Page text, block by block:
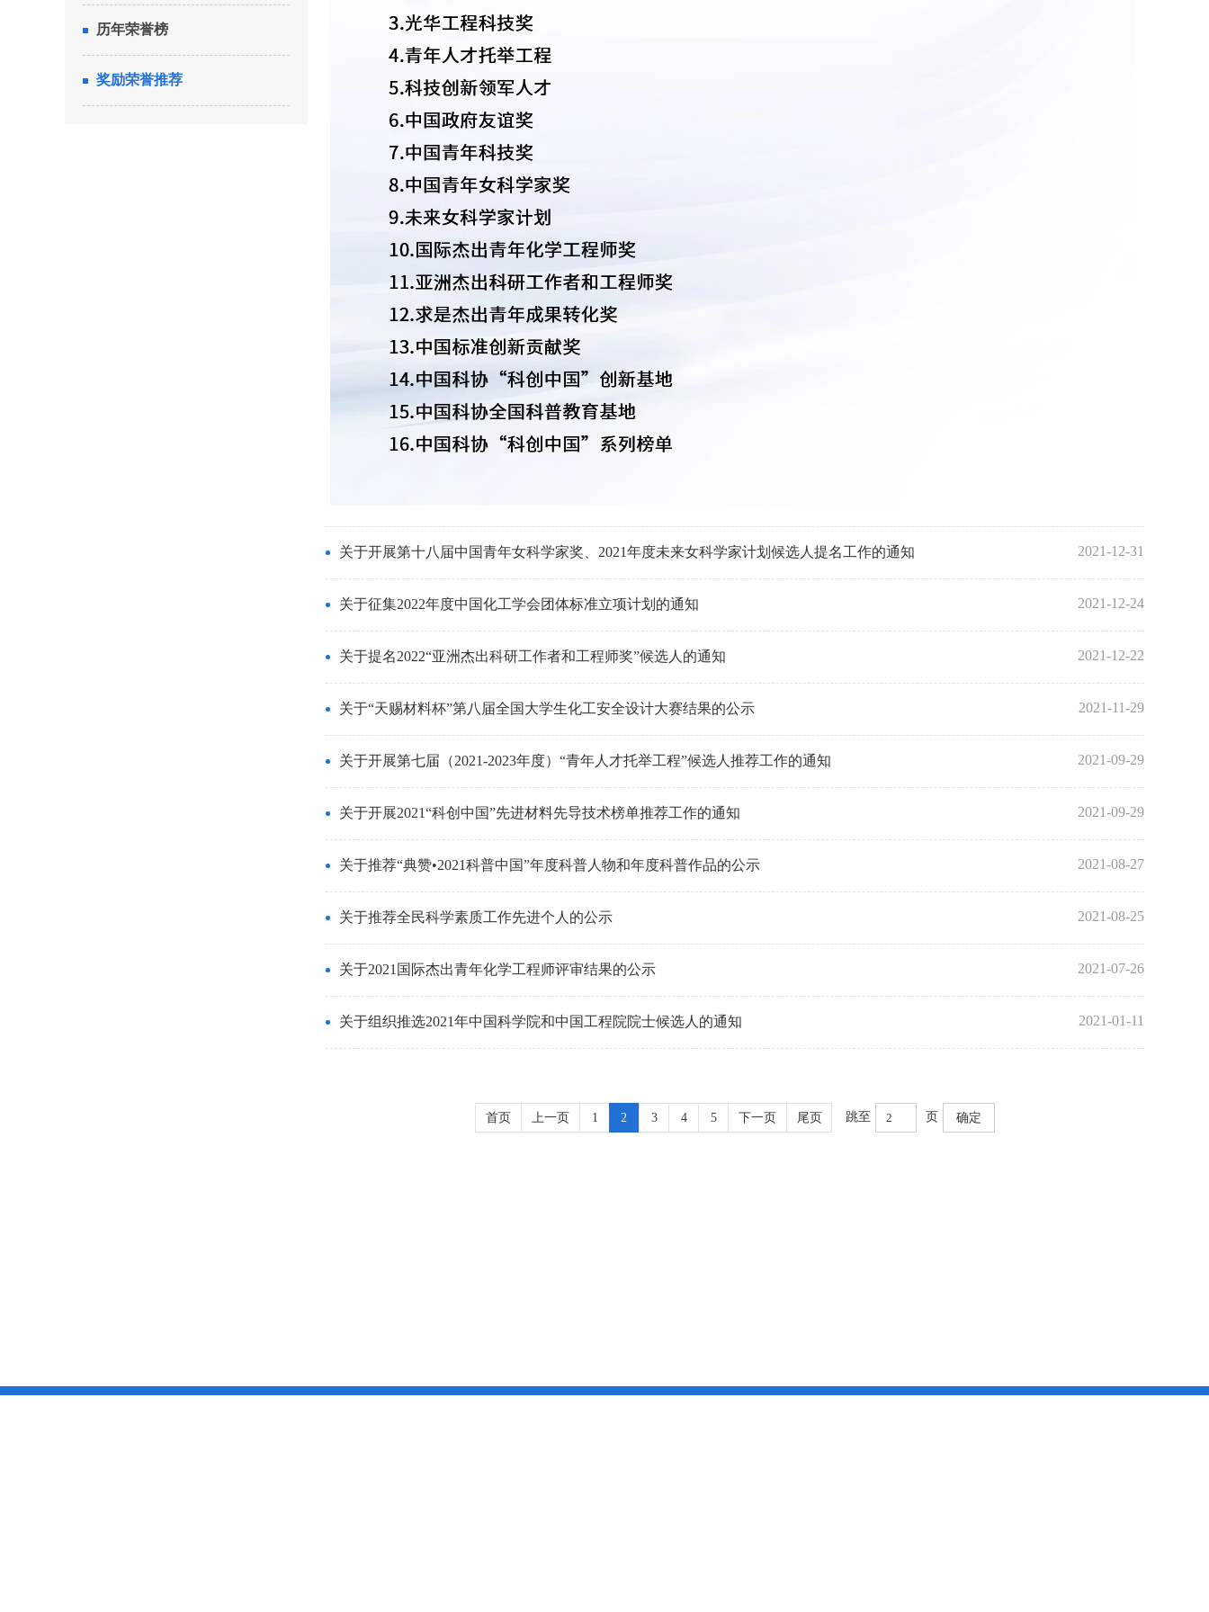
历年荣誉榜
奖励荣誉推荐
关于开展第十八届中国青年女科学家奖、2021年度未来女科学家计划候选人提名工作的通知 2021-12-31
关于征集2022年度中国化工学会团体标准立项计划的通知 2021-12-24
关于提名2022“亚洲杰出科研工作者和工程师奖”候选人的通知 2021-12-22
关于“天赐材料杯”第八届全国大学生化工安全设计大赛结果的公示 2021-11-29
关于开展第七届（2021-2023年度）“青年人才托举工程”候选人推荐工作的通知 2021-09-29
关于开展2021“科创中国”先进材料先导技术榜单推荐工作的通知 2021-09-29
关于推荐“典赞•2021科普中国”年度科普人物和年度科普作品的公示 2021-08-27
关于推荐全民科学素质工作先进个人的公示 2021-08-25
关于2021国际杰出青年化学工程师评审结果的公示 2021-07-26
关于组织推选2021年中国科学院和中国工程院院士候选人的通知 2021-01-11
首页 上一页 1 2 3 4 5 下一页 尾页 跳至 页 确定